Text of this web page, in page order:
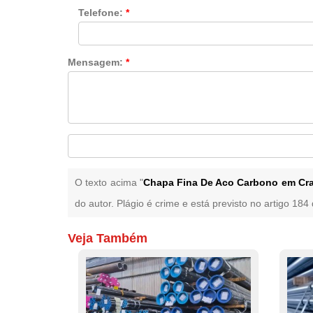
Telefone:*
Mensagem:*
O texto acima "Chapa Fina De Aco Carbono em
do autor. Plágio é crime e está previsto no artigo
Veja Também